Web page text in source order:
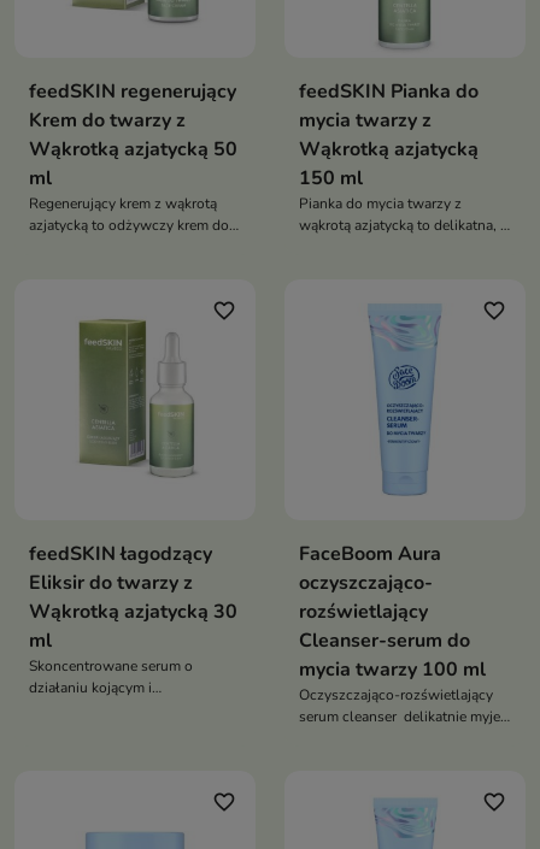
feedSKIN regenerujący
Krem do twarzy z
Wąkrotką azjatycką 50
ml
Regenerujący krem z wąkrotą
azjatycką to odżywczy krem do
regenerację skóry oraz wzmacnia
jej barierę ochronną
feedSKIN Pianka do
mycia twarzy z
Wąkrotką azjatycką
150 ml
Pianka do mycia twarzy z
wąkrotą azjatycką to delikatna, a
sebum, jednocześnie łagodząc
skórę i wspierając jej regenerację
favorite_border
feedSKIN łagodzący
Eliksir do twarzy z
Wąkrotką azjatycką 30
ml
Skoncentrowane serum o
działaniu kojącym i
favorite_border
FaceBoom Aura
oczyszczająco-
rozświetlający
Cleanser-serum do
mycia twarzy 100 ml
Oczyszczająco-rozświetlający
serum cleanser delikatnie myje
świeżość i naturalny blask
favorite_border favorite_border